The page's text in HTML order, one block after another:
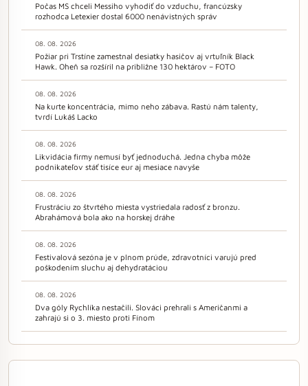
Počas MS chceli Messiho vyhodiť do vzduchu, francúzsky
rozhodca Letexier dostal 6000 nenávistných správ
08. 08. 2026
Požiar pri Trstíne zamestnal desiatky hasičov aj vrtuľník Black
Hawk. Oheň sa rozšíril na približne 130 hektárov – FOTO
08. 08. 2026
Na kurte koncentrácia, mimo neho zábava. Rastú nám talenty,
tvrdí Lukáš Lacko
08. 08. 2026
Likvidácia firmy nemusí byť jednoduchá. Jedna chyba môže
podnikateľov stáť tisíce eur aj mesiace navyše
08. 08. 2026
Frustráciu zo štvrtého miesta vystriedala radosť z bronzu.
Abrahámová bola ako na horskej dráhe
08. 08. 2026
Festivalová sezóna je v plnom prúde, zdravotníci varujú pred
poškodením sluchu aj dehydratáciou
08. 08. 2026
Dva góly Rychlíka nestačili. Slováci prehrali s Američanmi a
zahrajú si o 3. miesto proti Fínom